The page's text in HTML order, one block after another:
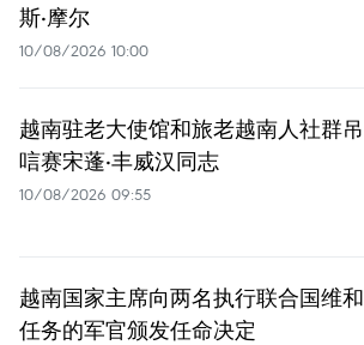
斯·摩尔
10/08/2026 10:00
越南驻老大使馆和旅老越南人社群吊
唁赛宋蓬·丰威汉同志
10/08/2026 09:55
越南国家主席向两名执行联合国维和
任务的军官颁发任命决定